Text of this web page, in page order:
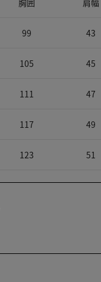
胸囲 肩幅
99 43
105 45
111 47
117 49
123 51